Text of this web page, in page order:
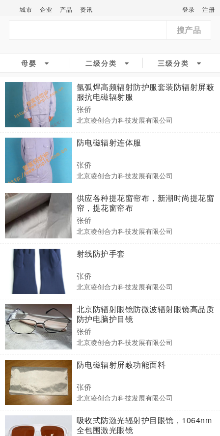
城市 企业 产品 资讯 登录 注册
搜产品
母婴 二级分类 三级分类
氩弧焊高频辐射防护服套装防辐射屏蔽
服抗电磁辐射服
张侨
北京凌创合力科技发展有限公司
防电磁辐射连体服
张侨
北京凌创合力科技发展有限公司
供应各种提花窗帘布，新潮时尚提花窗
帘，提花窗帘布
张侨
北京凌创合力科技发展有限公司
射线防护手套
张侨
北京凌创合力科技发展有限公司
北京防辐射眼镜防微波辐射眼镜高品质
防护电脑护目镜
张侨
北京凌创合力科技发展有限公司
防电磁辐射屏蔽功能面料
张侨
北京凌创合力科技发展有限公司
吸收式防激光辐射护目眼镜，1064nm
全包围激光眼镜